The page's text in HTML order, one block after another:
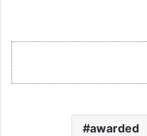
awarded